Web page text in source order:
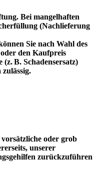
Bei mangelhaften
(Nachlieferung
Sie nach Wahl des
den Kaufpreis
B. Schadensersatz)
oder grob
unserer
zurückzuführen